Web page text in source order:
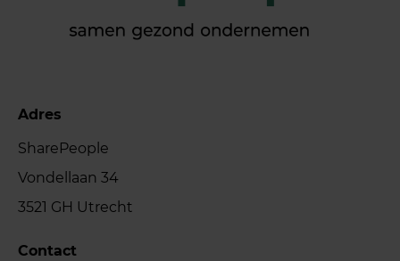
Adres
SharePeople
Vondellaan 34
3521 GH Utrecht
Contact